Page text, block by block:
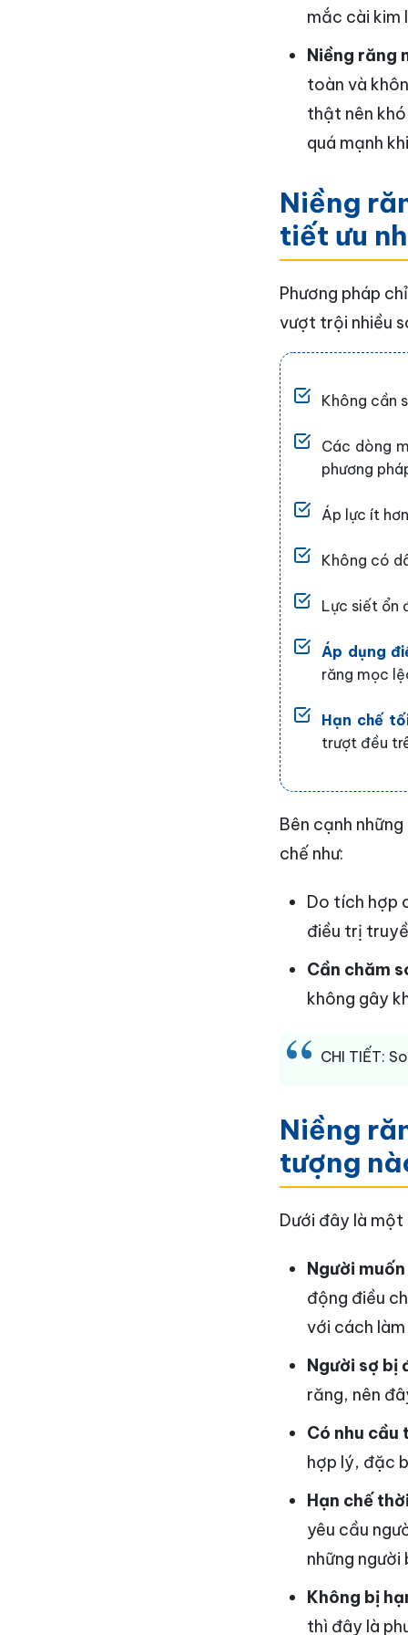
mắc cài kim
Niềng răng
toàn và
thật nên
quá mạnh
Niềng
tiết ưu
Phương pháp
vượt trội nhiều
Không cần
Các dòng
phương
Áp lực ít
Không có
Lực siết ổn
Áp dụng
răng mọc
Hạn chế
trượt đều
Bên cạnh
chế như:
Do tích hợp
điều trị
Cần chăm
không gây
CHI TIẾT:
Niềng
tượng
Dưới đây là
Người
động điều
với cách
Người sợ bị
răng, nên
Có nhu
hợp lý, đặc
Hạn chế
yêu cầu
những người
Không bị
thì đây là